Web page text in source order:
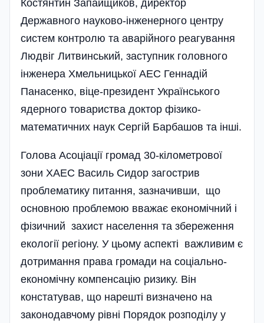
Костянтин Запайщиков, директор
Державного науково-інженерного центру
систем контролю та аварійного реагування
Людвіг Литвинський, заступник головного
інженера Хмельницької АЕС Геннадій
Панасенко, віце-президент Українського
ядерного товариства доктор фізико-
математичних наук Сергій Барбашов та інші.
Голова Асоціації громад 30-кілометрової
зони ХАЕС Василь Сидор загострив
проблематику питання, зазначивши, що
основною проблемою вважає економічний і
фізичний захист населення та збереження
екології регіону. У цьому аспекті важливим є
дотримання права громади на соціально-
економічну компенсацію ризику. Він
констатував, що нарешті визначено на
законодавчому рівні Порядок розподілу у